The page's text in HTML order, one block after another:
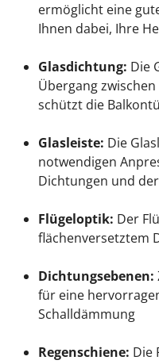
ermöglicht eine
Ihnen dabei, Ihre
Glasdichtung: Die
Übergang
schützt die
Glasleiste: Die
notwendigen
Dichtungen und
Flügeloptik: Der
flächenversetztem
Dichtungsebenen:
für eine
Schalldämmung
Regenschiene: Die